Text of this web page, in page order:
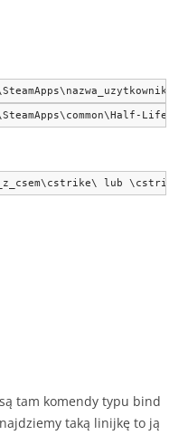
SteamApps\nazwa_uzytkownika
SteamApps\common\Half - Life
\cstrike\ lub \
tam komendy typu bind
taką linijkę to ją